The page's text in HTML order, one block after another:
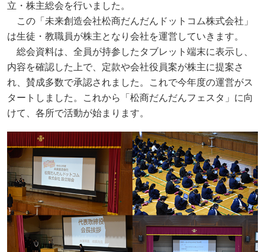
立・株主総会を行いました。
この「未来創造会社松商だんだんドットコム株式会社」
は生徒・教職員が株主となり会社を運営していきます。
総会資料は、全員が持参したタブレット端末に表示し、
内容を確認した上で、定款や会社役員案が株主に提案さ
れ、賛成多数で承認されました。これで今年度の運営がス
タートしました。これから「松商だんだんフェスタ」に向
けて、各所で活動が始まります。